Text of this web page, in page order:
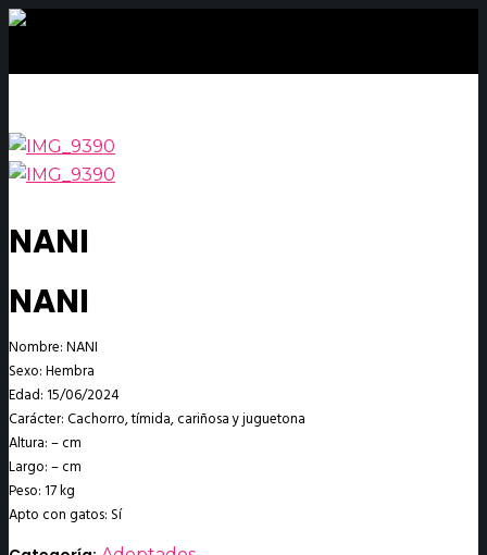
NANI
NANI
Nombre: NANI
Sexo: Hembra
Edad: 15/06/2024
Carácter: Cachorro, tímida, cariñosa y juguetona
Altura: – cm
Largo: – cm
Peso: 17 kg
Apto con gatos: Sí